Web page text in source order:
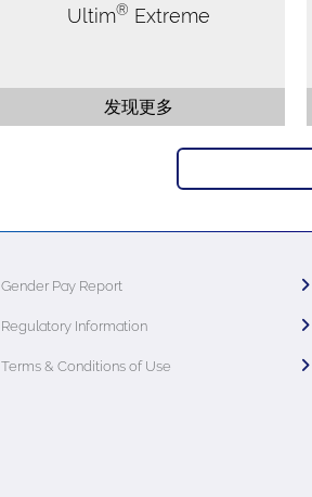
Ultim® Extreme
发现更多
Gender Pay Report
Regulatory Information
Terms & Conditions of Use